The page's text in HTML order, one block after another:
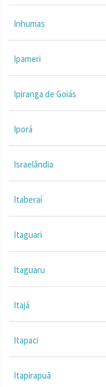
Inhumas
Ipameri
Ipiranga de Goiás
Iporá
Israelândia
Itaberaí
Itaguari
Itaguaru
Itajá
Itapaci
Itapirapuã